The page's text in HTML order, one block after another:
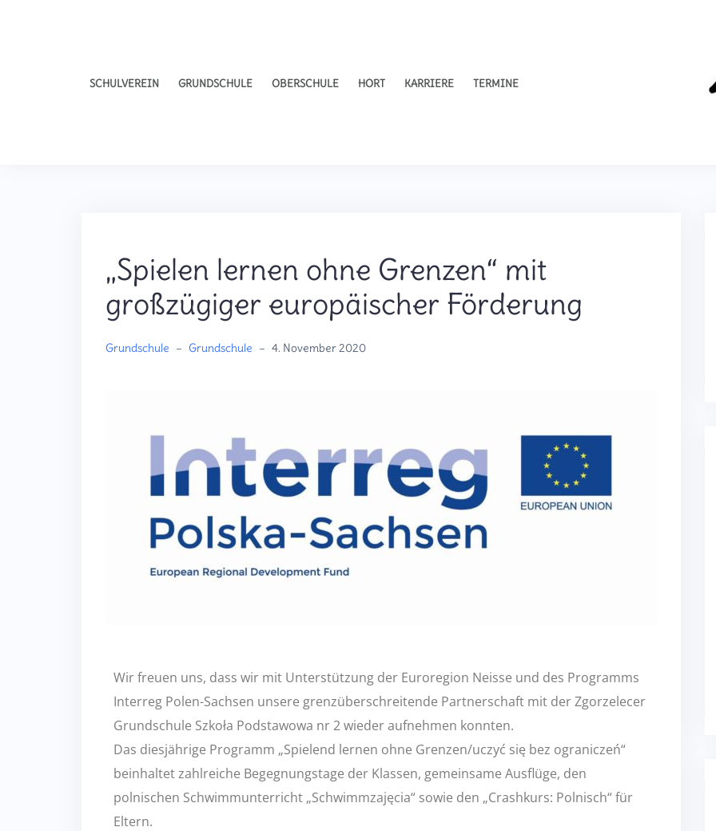
SCHULVEREIN GRUNDSCHULE OBERSCHULE HORT KARRIERE TERMINE
„Spielen lernen ohne Grenzen“ mit
großzügiger europäischer Förderung
Grundschule – Grundschule – 4. November 2020
Wir freuen uns, dass wir mit Unterstützung der Euroregion Neisse und des Programms
Interreg Polen-Sachsen unsere grenzüberschreitende Partnerschaft mit der Zgorzelecer
Grundschule Szkoła Podstawowa nr 2 wieder aufnehmen konnten.
Das diesjährige Programm „Spielend lernen ohne Grenzen/uczyć się bez ograniczeń“
beinhaltet zahlreiche Begegnungstage der Klassen, gemeinsame Ausflüge, den
polnischen Schwimmunterricht „Schwimmzajęcia“ sowie den „Crashkurs: Polnisch“ für
Eltern.